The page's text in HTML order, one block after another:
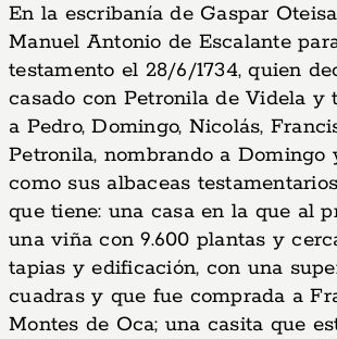
En la escribanía de Gaspar
Manuel Antonio de Escalante
testamento el 28/6/1734, quien
casado con Petronila de Videla y
a Pedro, Domingo, Nicolás,
Petronila, nombrando a Domingo
como sus albaceas
que tiene: una casa en la que al
una viña con 9.600 plantas y
tapias y edificación, con una
cuadras y que fue comprada a
Montes de Oca; una casita que